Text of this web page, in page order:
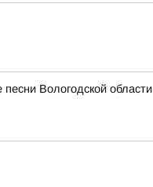
Вологодской области